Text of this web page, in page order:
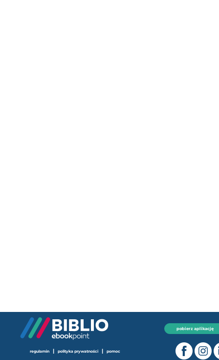
pobierz aplikację
regulamin | polityka prywatności | pomoc